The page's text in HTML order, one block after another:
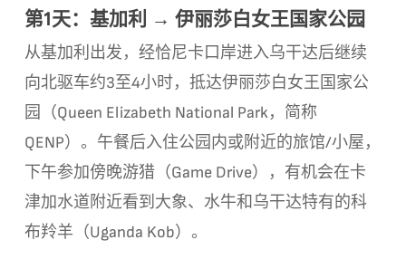
第1天：基加利 → 伊丽莎白女王国家公园
从基加利出发，经恰尼卡口岸进入乌干达后继续
向北驱车约3至4小时，抵达伊丽莎白女王国家公
园（Queen Elizabeth National Park，简称
QENP）。午餐后入住公园内或附近的旅馆/小屋，
下午参加傍晚游猎（Game Drive），有机会在卡
津加水道附近看到大象、水牛和乌干达特有的科
布羚羊（Uganda Kob）。